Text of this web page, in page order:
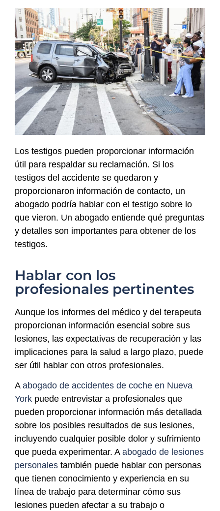
Los testigos pueden proporcionar información
útil para respaldar su reclamación. Si los
testigos del accidente se quedaron y
proporcionaron información de contacto, un
abogado podría hablar con el testigo sobre lo
que vieron. Un abogado entiende qué preguntas
y detalles son importantes para obtener de los
testigos.
Hablar con los
profesionales pertinentes
Aunque los informes del médico y del terapeuta
proporcionan información esencial sobre sus
lesiones, las expectativas de recuperación y las
implicaciones para la salud a largo plazo, puede
ser útil hablar con otros profesionales.
A abogado de accidentes de coche en Nueva
York puede entrevistar a profesionales que
pueden proporcionar información más detallada
sobre los posibles resultados de sus lesiones,
incluyendo cualquier posible dolor y sufrimiento
que pueda experimentar. A abogado de lesiones
personales también puede hablar con personas
que tienen conocimiento y experiencia en su
línea de trabajo para determinar cómo sus
lesiones pueden afectar a su trabajo o